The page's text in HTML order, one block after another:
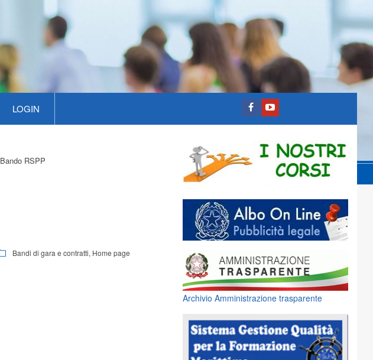
LOGIN
Bando RSPP
Bandi di gara e contratti, Home page
Archivio Amministrazione trasparente